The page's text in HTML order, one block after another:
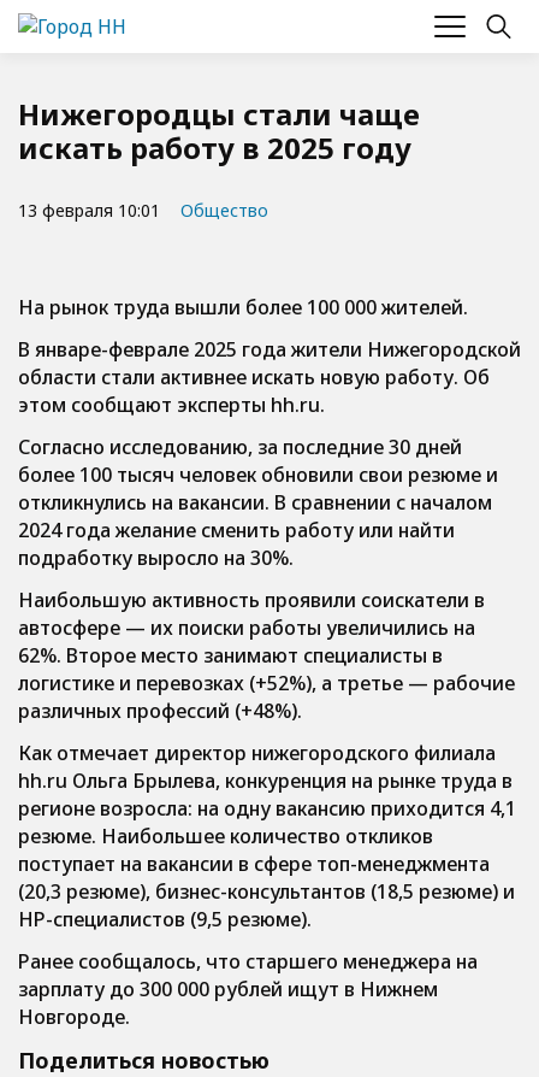
Нижегородцы стали чаще
искать работу в 2025 году
13 февраля 10:01 Общество
На рынок труда вышли более 100 000 жителей.
В январе-феврале 2025 года жители Нижегородской
области стали активнее искать новую работу. Об
этом сообщают эксперты hh.ru.
Согласно исследованию, за последние 30 дней
более 100 тысяч человек обновили свои резюме и
откликнулись на вакансии. В сравнении с началом
2024 года желание сменить работу или найти
подработку выросло на 30%.
Наибольшую активность проявили соискатели в
автосфере — их поиски работы увеличились на
62%. Второе место занимают специалисты в
логистике и перевозках (+52%), а третье — рабочие
различных профессий (+48%).
Как отмечает директор нижегородского филиала
hh.ru Ольга Брылева, конкуренция на рынке труда в
регионе возросла: на одну вакансию приходится 4,1
резюме. Наибольшее количество откликов
поступает на вакансии в сфере топ-менеджмента
(20,3 резюме), бизнес-консультантов (18,5 резюме) и
HP-специалистов (9,5 резюме).
Ранее сообщалось, что старшего менеджера на
зарплату до 300 000 рублей ищут в Нижнем
Новгороде.
Поделиться новостью